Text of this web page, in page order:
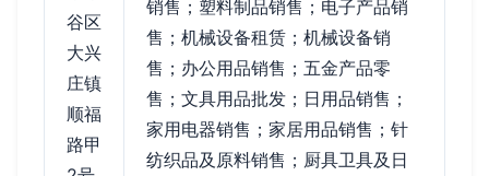
谷区
大兴
庄镇
顺福
路甲
销售；塑料制品销售；电子产品销
售；机械设备租赁；机械设备销
售；办公用品销售；五金产品零
售；文具用品批发；日用品销售；
家用电器销售；家居用品销售；针
纺织品及原料销售；厨具卫具及日